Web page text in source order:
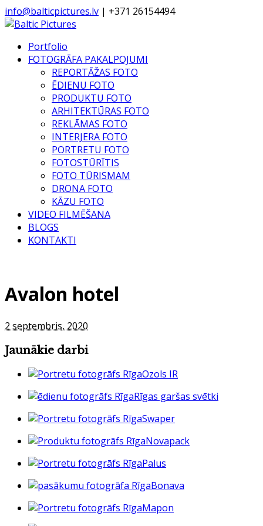
info@balticpictures.lv | +371 26154494
Portfolio
FOTOGRĀFA PAKALPOJUMI
REPORTĀŽAS FOTO
ĒDIENU FOTO
PRODUKTU FOTO
ARHITEKTŪRAS FOTO
REKLĀMAS FOTO
INTERJERA FOTO
PORTRETU FOTO
FOTOSTŪRĪTIS
FOTO TŪRISMAM
DRONA FOTO
KĀZU FOTO
VIDEO FILMĒŠANA
BLOGS
KONTAKTI
Avalon hotel
2 septembris, 2020
Jaunākie darbi
Ozols IR
Rīgas garšas svētki
Swaper
Novapack
Palus
Bonava
Mapon